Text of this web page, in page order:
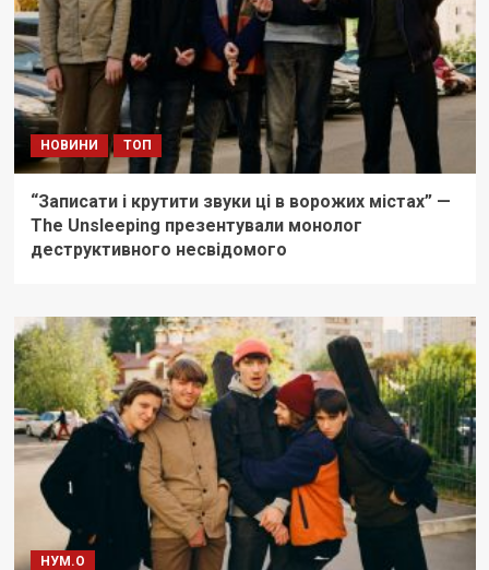
НОВИНИ ТОП
“Записати і крутити звуки ці в ворожих містах” —
The Unsleeping презентували монолог
деструктивного несвідомого
НУМ.О